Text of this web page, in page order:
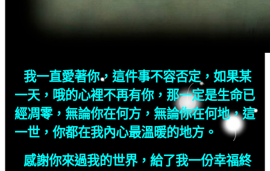
我一直愛著你，這件事不容否定，如果某
一天，哦的心裡不再有你，那一定是生命已
經凋零，無論你在何方，無論你在何地，這
一世，你都在我內心最溫暖的地方。
感謝你來過我的世界，給了我一份幸福終